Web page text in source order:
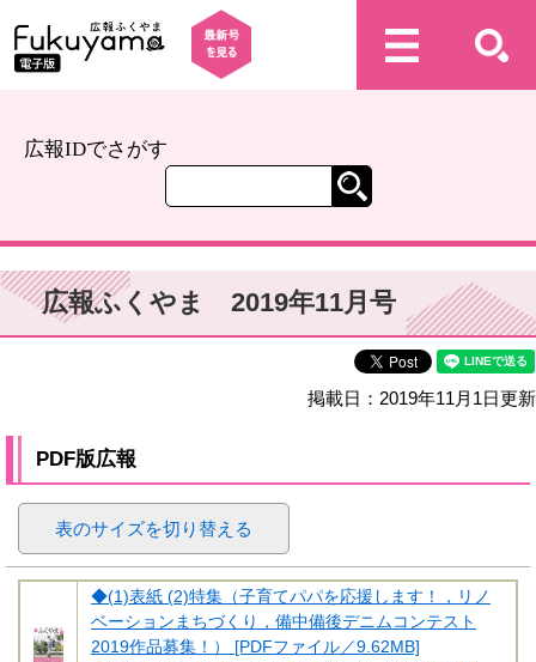
広報IDでさがす
広報ふくやま 2019年11月号
掲載日：2019年11月1日更新
PDF版広報
表のサイズを切り替える
◆(1)表紙 (2)特集（子育てパパを応援します！，リノ
ベーションまちづくり，備中備後デニムコンテスト
2019作品募集！） [PDFファイル／9.62MB]